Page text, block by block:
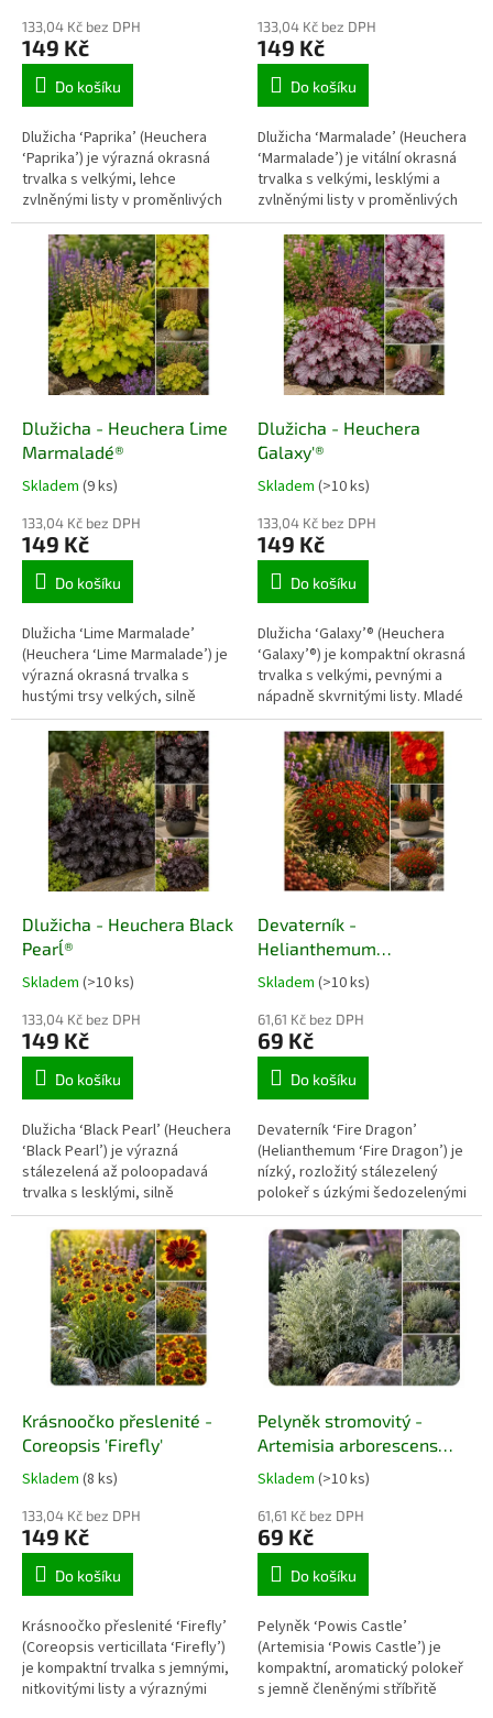
133,04 Kč bez DPH
149 Kč
Do košíku
Dlužicha ‘Paprika’ (Heuchera
‘Paprika’) je výrazná okrasná
trvalka s velkými, lehce
zvlněnými listy v proměnlivých
odstínech růžově červené,
korálové, oranžové a vínové
barvy. Zbarvení se během
sezóny mění a bývá doplněno
jemným světlým závojem. Hodí
se do polostinných záhonů,
barevných podrostů,
kontrastních výsadeb i větších
nádob.
133,04 Kč bez DPH
149 Kč
Do košíku
Dlužicha ‘Marmalade’ (Heuchera
‘Marmalade’) je vitální okrasná
trvalka s velkými, lesklými a
zvlněnými listy v proměnlivých
odstínech měděné, jantarové,
bronzové a růžovohnědé barvy.
Výrazný růžový rub listů dodává
trsu další barevný efekt. Hodí se
do polostinných i slunnějších
záhonů, kontrastních výsadeb,
podrostů dřevin a větších
nádob.
Dlužicha - Heuchera ´Lime
Marmalade´®
Skladem (9 ks)
133,04 Kč bez DPH
149 Kč
Do košíku
Dlužicha ‘Lime Marmalade’
(Heuchera ‘Lime Marmalade’) je
výrazná okrasná trvalka s
hustými trsy velkých, silně
zvlněných listů v jasných
limetkově zelených až
žlutozelených odstínech. Světlé
olistění rozjasňuje polostinné
záhony, podrosty dřevin i
nádobové kompozice. Kultivar
je vitální, kompaktní a
dekorativní po většinu roku.
Dlužicha - Heuchera
´Galaxy'®
Skladem (>10 ks)
133,04 Kč bez DPH
149 Kč
Do košíku
Dlužicha ‘Galaxy’® (Heuchera
‘Galaxy’®) je kompaktní okrasná
trvalka s velkými, pevnými a
nápadně skvrnitými listy. Mladé
listy raší jasně červeně,
postupně tmavnou do vínových
až téměř černých odstínů a
zvýrazňují se na nich
nepravidelné růžové skvrny.
Hodí se do polostinných záhonů,
kontrastních skupin, podrostů
dřevin i nádob.
Dlužicha - Heuchera ´Black
Pearl´®
Skladem (>10 ks)
133,04 Kč bez DPH
149 Kč
Do košíku
Dlužicha ‘Black Pearl’ (Heuchera
‘Black Pearl’) je výrazná
stálezelená až poloopadavá
trvalka s lesklými, silně
zvlněnými listy téměř černé
barvy a růžově purpurovým
rubem. Vytváří husté kompaktní
trsy a v létě nad nimi rozkvétají
jemná bělavě růžová květenství.
Hodí se do polostinných záhonů,
kontrastních výsadeb, lemů i
nádob.
Devaterník -
Helianthemum
'Firedragon'
Skladem (>10 ks)
61,61 Kč bez DPH
69 Kč
Do košíku
Devaterník ‘Fire Dragon’
(Helianthemum ‘Fire Dragon’) je
nízký, rozložitý stálezelený
polokeř s úzkými šedozelenými
listy a zářivými
oranžovočervenými květy s
tmavším středem. Kvete na
přelomu jara a léta a nejlépe
prospívá na plném slunci v
suché, kamenité a výborně
propustné půdě. Hodí se do
skalek, štěrkových záhonů,
suchých zídek, nádob i na okraje
Krásnoočko přeslenité -
Coreopsis 'Firefly'
Skladem (8 ks)
133,04 Kč bez DPH
149 Kč
Do košíku
Krásnoočko přeslenité ‘Firefly’
(Coreopsis verticillata ‘Firefly’)
je kompaktní trvalka s jemnými,
nitkovitými listy a výraznými
Pelyněk stromovitý -
Artemisia arborescens
'Powist Castle'
Skladem (>10 ks)
61,61 Kč bez DPH
69 Kč
Do košíku
Pelyněk ‘Powis Castle’
(Artemisia ‘Powis Castle’) je
kompaktní, aromatický polokeř
s jemně členěnými stříbřitě